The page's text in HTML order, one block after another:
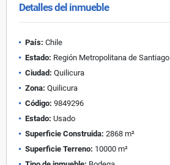
Detalles del inmueble
País: Chile
Estado: Región Metropolitana de Santiago
Ciudad: Quilicura
Zona: Quilicura
Código: 9849296
Estado: Usado
Superficie Construida: 2868 m²
Superficie Terreno: 10000 m²